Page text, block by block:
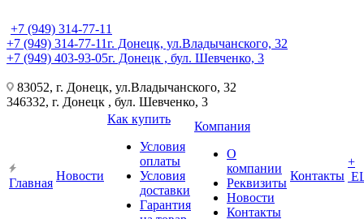
+7 (949) 314-77-11
+7 (949) 314-77-11г. Донецк, ул.Владычанского, 32
+7 (949) 403-93-05г. Донецк , бул. Шевченко, 3
83052, г. Донецк, ул.Владычанского, 32
346332, г. Донецк , бул. Шевченко, 3
Главная
Новости
Как купить
Условия
оплаты
Условия
доставки
Гарантия
Компания
О
компании
Реквизиты
Новости
Контакты
Контакты
+